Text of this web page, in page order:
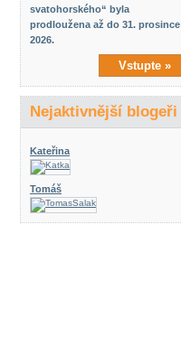
svatohorského“ byla
prodloužena až do 31. prosince
2026.
Vstupte »
Nejaktivnější blogeři
Kateřina
Tomáš